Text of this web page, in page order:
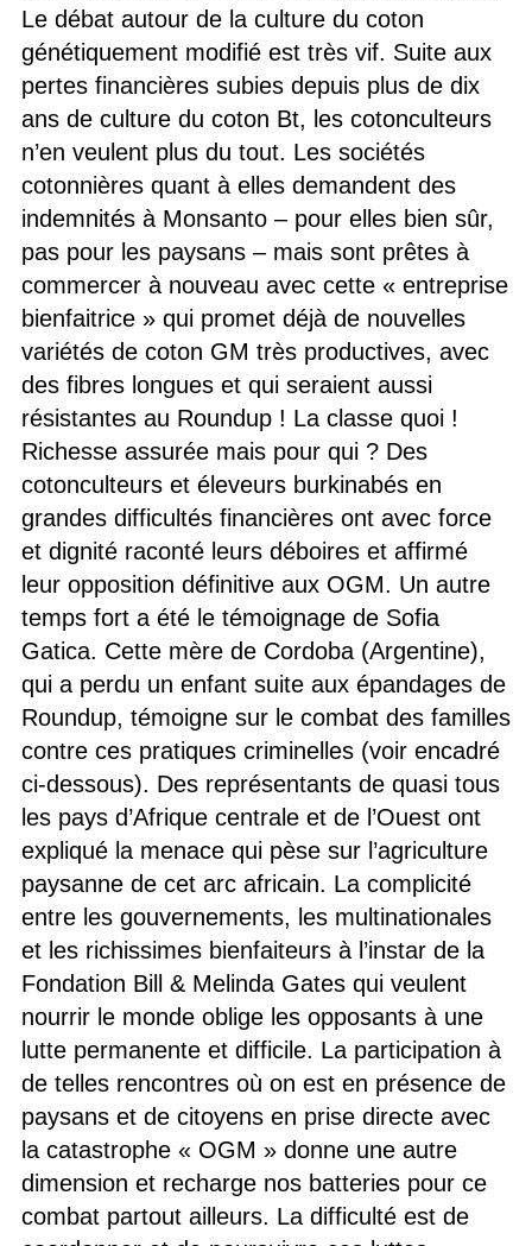
Le débat autour de la culture du coton
génétiquement modifié est très vif. Suite aux
pertes financières subies depuis plus de dix
ans de culture du coton Bt, les cotonculteurs
n’en veulent plus du tout. Les sociétés
cotonnières quant à elles demandent des
indemnités à Monsanto – pour elles bien sûr,
pas pour les paysans – mais sont prêtes à
commercer à nouveau avec cette « entreprise
bienfaitrice » qui promet déjà de nouvelles
variétés de coton GM très productives, avec
des fibres longues et qui seraient aussi
résistantes au Roundup ! La classe quoi !
Richesse assurée mais pour qui ? Des
cotonculteurs et éleveurs burkinabés en
grandes difficultés financières ont avec force
et dignité raconté leurs déboires et affirmé
leur opposition définitive aux OGM. Un autre
temps fort a été le témoignage de Sofia
Gatica. Cette mère de Cordoba (Argentine),
qui a perdu un enfant suite aux épandages de
Roundup, témoigne sur le combat des familles
contre ces pratiques criminelles (voir encadré
ci-dessous). Des représentants de quasi tous
les pays d’Afrique centrale et de l’Ouest ont
expliqué la menace qui pèse sur l’agriculture
paysanne de cet arc africain. La complicité
entre les gouvernements, les multinationales
et les richissimes bienfaiteurs à l’instar de la
Fondation Bill & Melinda Gates qui veulent
nourrir le monde oblige les opposants à une
lutte permanente et difficile. La participation à
de telles rencontres où on est en présence de
paysans et de citoyens en prise directe avec
la catastrophe « OGM » donne une autre
dimension et recharge nos batteries pour ce
combat partout ailleurs. La difficulté est de